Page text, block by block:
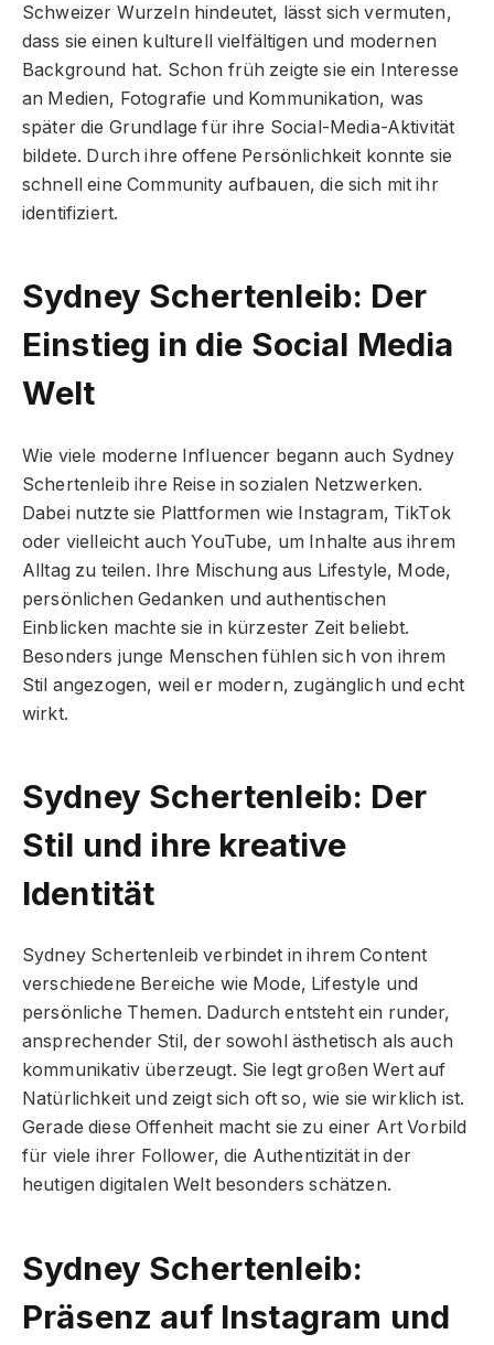
Schweizer Wurzeln hindeutet, lässt sich vermuten,
dass sie einen kulturell vielfältigen und modernen
Background hat. Schon früh zeigte sie ein Interesse
an Medien, Fotografie und Kommunikation, was
später die Grundlage für ihre Social-Media-Aktivität
bildete. Durch ihre offene Persönlichkeit konnte sie
schnell eine Community aufbauen, die sich mit ihr
identifiziert.
Sydney Schertenleib: Der
Einstieg in die Social Media
Welt
Wie viele moderne Influencer begann auch Sydney
Schertenleib ihre Reise in sozialen Netzwerken.
Dabei nutzte sie Plattformen wie Instagram, TikTok
oder vielleicht auch YouTube, um Inhalte aus ihrem
Alltag zu teilen. Ihre Mischung aus Lifestyle, Mode,
persönlichen Gedanken und authentischen
Einblicken machte sie in kürzester Zeit beliebt.
Besonders junge Menschen fühlen sich von ihrem
Stil angezogen, weil er modern, zugänglich und echt
wirkt.
Sydney Schertenleib: Der
Stil und ihre kreative
Identität
Sydney Schertenleib verbindet in ihrem Content
verschiedene Bereiche wie Mode, Lifestyle und
persönliche Themen. Dadurch entsteht ein runder,
ansprechender Stil, der sowohl ästhetisch als auch
kommunikativ überzeugt. Sie legt großen Wert auf
Natürlichkeit und zeigt sich oft so, wie sie wirklich ist.
Gerade diese Offenheit macht sie zu einer Art Vorbild
für viele ihrer Follower, die Authentizität in der
heutigen digitalen Welt besonders schätzen.
Sydney Schertenleib:
Präsenz auf Instagram und